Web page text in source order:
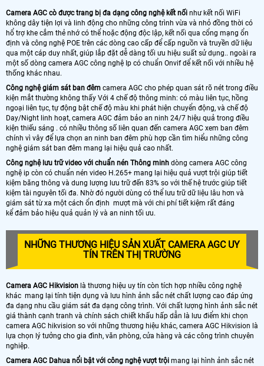
Camera AGC cò được trang bị đa dạng công nghệ kết nối như kết nối WiFi
không dây tiện lợi và linh động cho những công trình vừa và nhỏ đồng thời có
hổ trợ khe cắm thẻ nhớ có thể hoặc động độc lập, kết nối qua cổng mạng ổn
định và công nghệ POE trên các dòng cao cấp để cấp nguồn và truyền dữ liệu
qua một cáp duy nhất, giúp lắp đặt dễ dàng tối ưu hiệu suất sử dụng.. ngoài ra
một số dòng camera AGC công nghệ Ip có chuẩn Onvif dể kết nối với nhiều hệ
thống khác nhau.
Công nghệ giám sát ban đêm camera AGC cho phép quan sát rõ nét trong điều
kiện mắt thường không thấy Với 4 chế độ thông minh: có màu liên tục, hồng
ngoại liên tục, tự động bật chế độ màu khi phát hiện chuyển động, và chế độ
Day/Night linh hoạt, camera AGC đảm bảo an ninh 24/7 hiệu quả trong điều
kiện thiếu sáng . có nhiều thông số liên quan đến camera AGC xem ban đêm
chính vì vây để lựa chọn an ninh ban đêm phù hợp cần tìm hiểu những công
nghệ giám sát ban đêm mang lại hiệu quả cao nhất.
Công nghệ lưu trữ video với chuẩn nén Thông minh dòng camera AGC công
nghệ ip còn có chuẩn nén video H.265+ mang lại hiệu quả vượt trội giúp tiết
kiệm băng thông và dung lượng lưu trữ đến 83% so với thế hệ trước giúp tiết
kiệm tài nguyên tối đa. Nhờ đó người dùng có thể lưu trữ dữ liệu lâu hơn và
giám sát từ xa một cách ổn định mượt mà với chi phí tiết kiệm rất đáng
kể đảm bảo hiệu quả quản lý và an ninh tối ưu.
NHỮNG THƯƠNG HIỆU SẢN XUẤT CAMERA AGC UY
TÍN TRÊN THỊ TRƯỜNG
Camera AGC Hikvision là thương hiệu uy tín còn tích hợp nhiều công nghệ
khác mang lại tính tiện dụng và lưu hình ảnh sắc nét chất lượng cao đáp ứng
đa dạng nhu cầu giám sát đa dạng công trình. Với chất lượng hình ảnh sắc nét
giá thành cạnh tranh và chính sách chiết khấu hấp dẫn là lưu điểm khi chọn
camera AGC hikvision so với những thương hiệu khác, camera AGC Hikvision là
lựa chọn lý tưởng cho gia đình, văn phòng, cửa hàng và các công trình chuyên
nghiệp.
Camera AGC Dahua nổi bật với công nghệ vượt trội mang lại hình ảnh sắc nét